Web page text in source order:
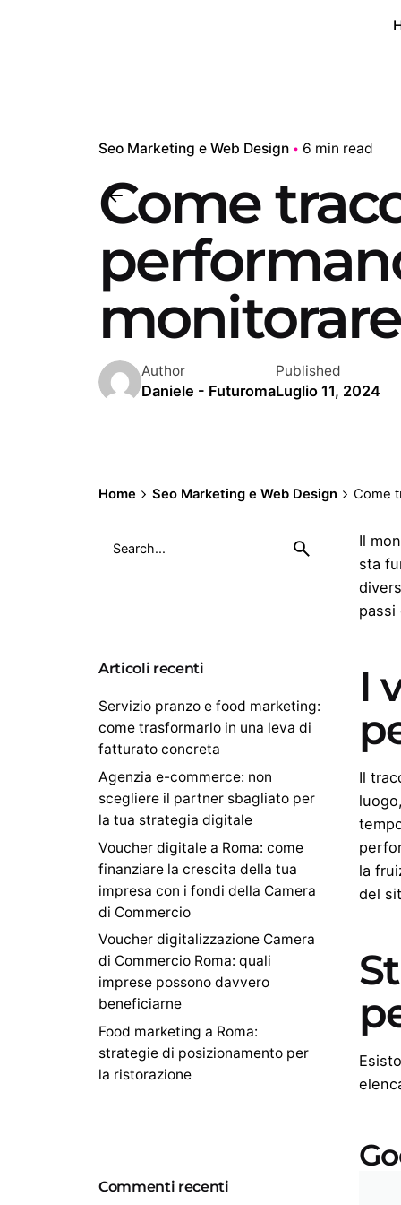
Seo Marketing e Web Design 6 min read
Come
Author
Daniele - Futuroma
Published
Luglio 11, 2024
Home Seo Marketing e Web Design Come
Articoli recenti
Servizio pranzo e food marketing:
come trasformarlo in una leva di
fatturato concreta
Agenzia e-commerce: non
scegliere il partner sbagliato per
la tua strategia digitale
Voucher digitale a Roma: come
finanziare la crescita della tua
impresa con i fondi della Camera
di Commercio
Voucher digitalizzazione Camera
di Commercio Roma: quali
imprese possono davvero
beneficiarne
Food marketing a Roma:
strategie di posizionamento per
la ristorazione
Commenti recenti
Il
sta
passi
I
Il
la
del